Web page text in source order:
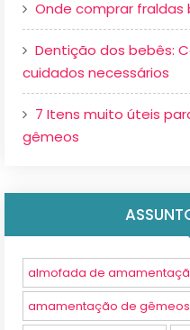
Onde comprar
Dentição dos bebês:
cuidados necessários
7 Itens muito úteis
gêmeos
almofada de
amamentação de gêmeos